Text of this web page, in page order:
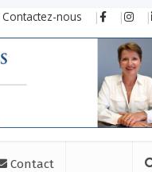
Contactez-nous
Contact